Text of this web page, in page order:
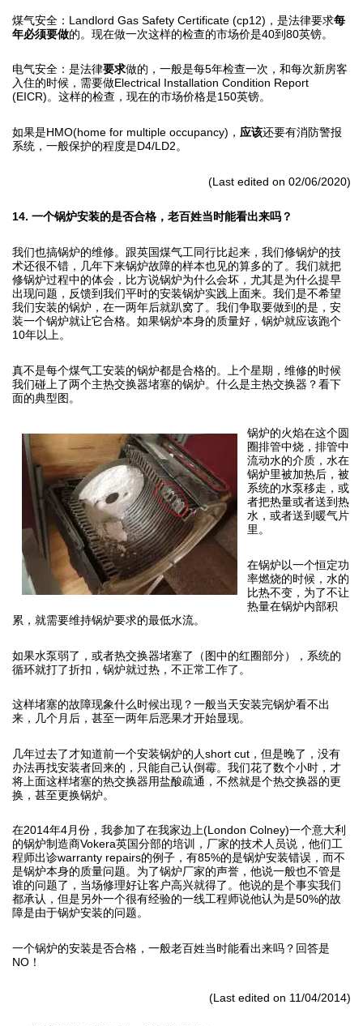
煤气安全：Landlord Gas Safety Certificate (cp12)，是法律要求每
年必须要做的。现在做一次这样的检查的市场价是40到80英镑。
电气安全：是法律要求做的，一般是每5年检查一次，和每次新房客
入住的时候，需要做Electrical Installation Condition Report
(EICR)。这样的检查，现在的市场价格是150英镑。
如果是HMO(home for multiple occupancy)， 应该还要有消防警报
系统，一般保护的程度是D4/LD2。
(Last edited on 02/06/2020)
14. 一个锅炉安装的是否合格，老百姓当时能看出来吗？
我们也搞锅炉的维修。跟英国煤气工同行比起来，我们修锅炉的技
术还很不错，几年下来锅炉故障的样本也见的算多的了。我们就把
修锅炉过程中的体会，比方说锅炉为什么会坏，尤其是为什么提早
出现问题，反馈到我们平时的安装锅炉实践上面来。我们是不希望
我们安装的锅炉，在一两年后就趴窝了。我们争取要做到的是，安
装一个锅炉就让它合格。如果锅炉本身的质量好，锅炉就应该跑个
10年以上。
真不是每个煤气工安装的锅炉都是合格的。上个星期，维修的时候
我们碰上了两个主热交换器堵塞的锅炉。什么是主热交换器？看下
面的典型图。
锅炉的火焰在这个圆
圈排管中烧，排管中
流动水的介质，水在
锅炉里被加热后，被
系统的水泵移走，或
者把热量或者送到热
水，或者送到暖气片
里。
在锅炉以一个恒定功
率燃烧的时候，水的
比热不变，为了不让
热量在锅炉内部积
累，就需要维持锅炉要求的最低水流。
如果水泵弱了，或者热交换器堵塞了（图中的红圈部分），系统的
循环就打了折扣，锅炉就过热，不正常工作了。
这样堵塞的故障现象什么时候出现？一般当天安装完锅炉看不出
来，几个月后，甚至一两年后恶果才开始显现。
几年过去了才知道前一个安装锅炉的人short cut，但是晚了，没有
办法再找安装者回来的，只能自己认倒霉。我们花了数个小时，才
将上面这样堵塞的热交换器用盐酸疏通，不然就是个热交换器的更
换，甚至更换锅炉。
在2014年4月份，我参加了在我家边上(London Colney)一个意大利
的锅炉制造商Vokera英国分部的培训，厂家的技术人员说，他们工
程师出诊warranty repairs的例子，有85%的是锅炉安装错误，而不
是锅炉本身的质量问题。为了锅炉厂家的声誉，他说一般也不管是
谁的问题了，当场修理好让客户高兴就得了。他说的是个事实我们
都承认，但是另外一个很有经验的一线工程师说他认为是50%的故
障是由于锅炉安装的问题。
一个锅炉的安装是否合格，一般老百姓当时能看出来吗？回答是
NO！
(Last edited on 11/04/2014)